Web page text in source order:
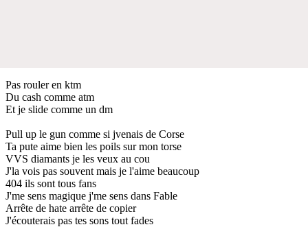
Pas rouler en ktm
Du cash comme atm
Et je slide comme un dm
Pull up le gun comme si jvenais de Corse
Ta pute aime bien les poils sur mon torse
VVS diamants je les veux au cou
J'la vois pas souvent mais je l'aime beaucoup
404 ils sont tous fans
J'me sens magique j'me sens dans Fable
Arrête de hate arrête de copier
J'écouterais pas tes sons tout fades